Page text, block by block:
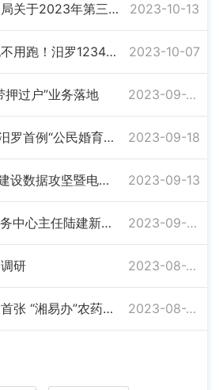
汨罗市行政审批服务局关于2023年第三季度12345公众服务热线办理情况的通报 2023-10-13
新生儿上户，一次也不用跑！汨罗12345热线助力“便捷办” 2023-10-07
押过户”业务落地 2023-09-25
婚育“全流程网办”！汨罗首例“公民婚育一件事”落地 2023-09-18
汨罗市召开“湘易办”建设数据攻坚暨电子证照系统业务培训会 2023-09-13
岳阳市12345热线服务中心主任陆建新来汨罗调研 2023-09-04
研 2023-08-25
指尖办证！汨罗发放首张 “湘易办”农药经营许可证 2023-08-22